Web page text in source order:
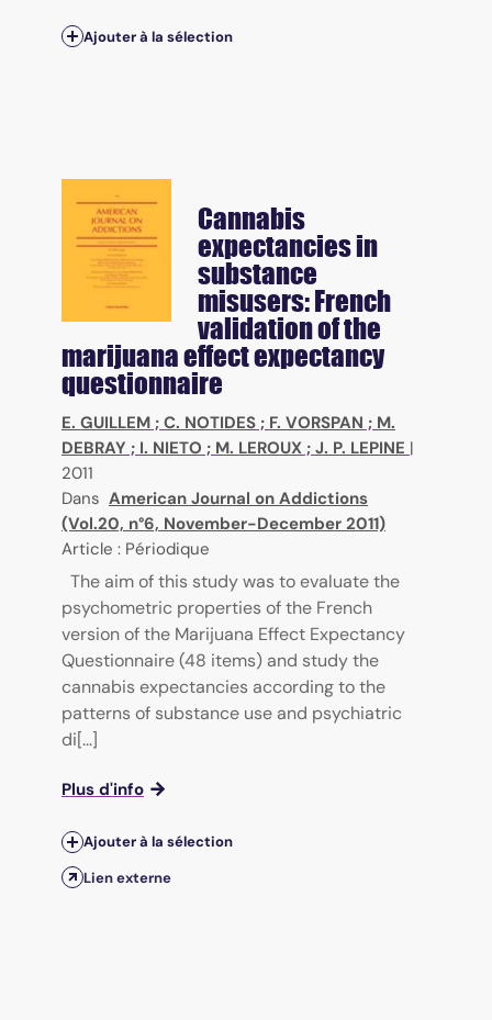
Ajouter à la sélection
Cannabis
expectancies in
substance
misusers: French
validation of the
marijuana effect expectancy
questionnaire
E. GUILLEM ; C. NOTIDES ; F. VORSPAN ; M.
DEBRAY ; I. NIETO ; M. LEROUX ; J. P. LEPINE |
2011
Dans American Journal on Addictions
(Vol.20, n°6, November-December 2011)
Article : Périodique
The aim of this study was to evaluate the
psychometric properties of the French
version of the Marijuana Effect Expectancy
Questionnaire (48 items) and study the
cannabis expectancies according to the
patterns of substance use and psychiatric
di[...]
Plus d'info
Ajouter à la sélection
Lien externe